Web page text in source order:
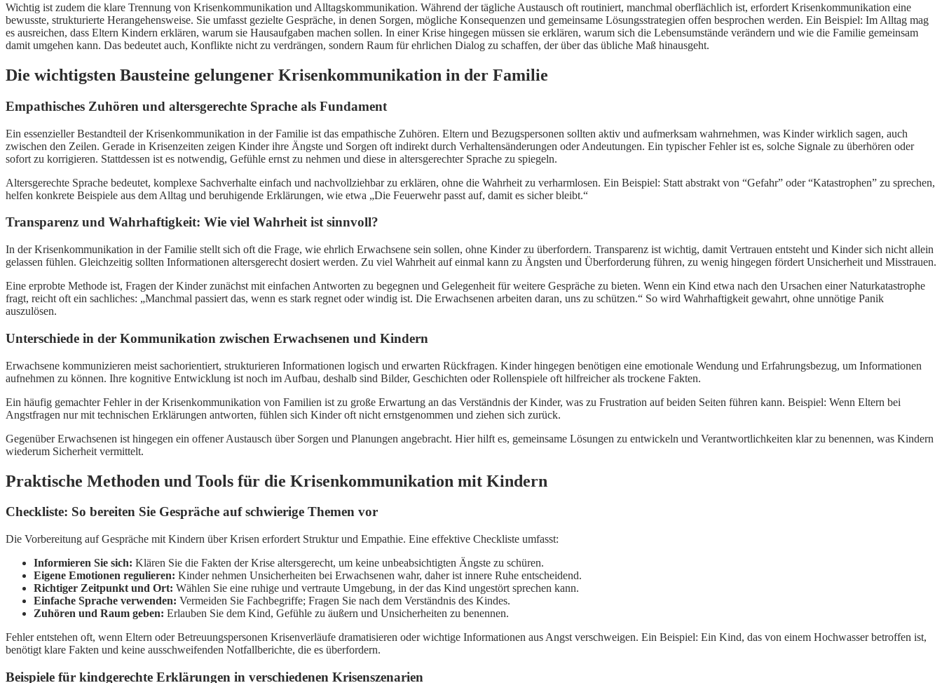
Wichtig ist zudem die klare Trennung von Krisenkommunikation und Alltagskommunikation. Während der tägliche Austausch oft routiniert, manchmal oberflächlich ist, erfordert Krisenkommunikation eine
bewusste, strukturierte Herangehensweise. Sie umfasst gezielte Gespräche, in denen Sorgen, mögliche Konsequenzen und gemeinsame Lösungsstrategien offen besprochen werden. Ein Beispiel: Im Alltag mag
es ausreichen, dass Eltern Kindern erklären, warum sie Hausaufgaben machen sollen. In einer Krise hingegen müssen sie erklären, warum sich die Lebensumstände verändern und wie die Familie gemeinsam
damit umgehen kann. Das bedeutet auch, Konflikte nicht zu verdrängen, sondern Raum für ehrlichen Dialog zu schaffen, der über das übliche Maß hinausgeht.
Die wichtigsten Bausteine gelungener Krisenkommunikation in der Familie
Empathisches Zuhören und altersgerechte Sprache als Fundament
Ein essenzieller Bestandteil der Krisenkommunikation in der Familie ist das empathische Zuhören. Eltern und Bezugspersonen sollten aktiv und aufmerksam wahrnehmen, was Kinder wirklich sagen, auch
zwischen den Zeilen. Gerade in Krisenzeiten zeigen Kinder ihre Ängste und Sorgen oft indirekt durch Verhaltensänderungen oder Andeutungen. Ein typischer Fehler ist es, solche Signale zu überhören oder
sofort zu korrigieren. Stattdessen ist es notwendig, Gefühle ernst zu nehmen und diese in altersgerechter Sprache zu spiegeln.
Altersgerechte Sprache bedeutet, komplexe Sachverhalte einfach und nachvollziehbar zu erklären, ohne die Wahrheit zu verharmlosen. Ein Beispiel: Statt abstrakt von “Gefahr” oder “Katastrophen” zu sprechen,
helfen konkrete Beispiele aus dem Alltag und beruhigende Erklärungen, wie etwa „Die Feuerwehr passt auf, damit es sicher bleibt.“
Transparenz und Wahrhaftigkeit: Wie viel Wahrheit ist sinnvoll?
In der Krisenkommunikation in der Familie stellt sich oft die Frage, wie ehrlich Erwachsene sein sollen, ohne Kinder zu überfordern. Transparenz ist wichtig, damit Vertrauen entsteht und Kinder sich nicht allein
gelassen fühlen. Gleichzeitig sollten Informationen altersgerecht dosiert werden. Zu viel Wahrheit auf einmal kann zu Ängsten und Überforderung führen, zu wenig hingegen fördert Unsicherheit und Misstrauen.
Eine erprobte Methode ist, Fragen der Kinder zunächst mit einfachen Antworten zu begegnen und Gelegenheit für weitere Gespräche zu bieten. Wenn ein Kind etwa nach den Ursachen einer Naturkatastrophe
fragt, reicht oft ein sachliches: „Manchmal passiert das, wenn es stark regnet oder windig ist. Die Erwachsenen arbeiten daran, uns zu schützen.“ So wird Wahrhaftigkeit gewahrt, ohne unnötige Panik
auszulösen.
Unterschiede in der Kommunikation zwischen Erwachsenen und Kindern
Erwachsene kommunizieren meist sachorientiert, strukturieren Informationen logisch und erwarten Rückfragen. Kinder hingegen benötigen eine emotionale Wendung und Erfahrungsbezug, um Informationen
aufnehmen zu können. Ihre kognitive Entwicklung ist noch im Aufbau, deshalb sind Bilder, Geschichten oder Rollenspiele oft hilfreicher als trockene Fakten.
Ein häufig gemachter Fehler in der Krisenkommunikation von Familien ist zu große Erwartung an das Verständnis der Kinder, was zu Frustration auf beiden Seiten führen kann. Beispiel: Wenn Eltern bei
Angstfragen nur mit technischen Erklärungen antworten, fühlen sich Kinder oft nicht ernstgenommen und ziehen sich zurück.
Gegenüber Erwachsenen ist hingegen ein offener Austausch über Sorgen und Planungen angebracht. Hier hilft es, gemeinsame Lösungen zu entwickeln und Verantwortlichkeiten klar zu benennen, was Kindern
wiederum Sicherheit vermittelt.
Praktische Methoden und Tools für die Krisenkommunikation mit Kindern
Checkliste: So bereiten Sie Gespräche auf schwierige Themen vor
Die Vorbereitung auf Gespräche mit Kindern über Krisen erfordert Struktur und Empathie. Eine effektive Checkliste umfasst:
Informieren Sie sich: Klären Sie die Fakten der Krise altersgerecht, um keine unbeabsichtigten Ängste zu schüren.
Eigene Emotionen regulieren: Kinder nehmen Unsicherheiten bei Erwachsenen wahr, daher ist innere Ruhe entscheidend.
Richtiger Zeitpunkt und Ort: Wählen Sie eine ruhige und vertraute Umgebung, in der das Kind ungestört sprechen kann.
Einfache Sprache verwenden: Vermeiden Sie Fachbegriffe; Fragen Sie nach dem Verständnis des Kindes.
Zuhören und Raum geben: Erlauben Sie dem Kind, Gefühle zu äußern und Unsicherheiten zu benennen.
Fehler entstehen oft, wenn Eltern oder Betreuungspersonen Krisenverläufe dramatisieren oder wichtige Informationen aus Angst verschweigen. Ein Beispiel: Ein Kind, das von einem Hochwasser betroffen ist,
benötigt klare Fakten und keine ausschweifenden Notfallberichte, die es überfordern.
Beispiele für kindgerechte Erklärungen in verschiedenen Krisenszenarien